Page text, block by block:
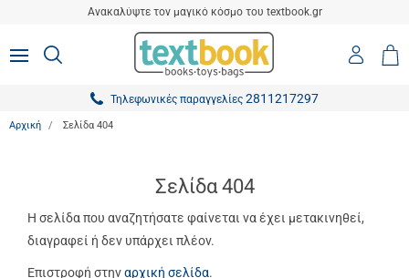
Ανακαλύψτε τον μαγικό κόσμο του textbook.gr
MENUΑΝΑΖΗΤΗΣΗ
Τηλεφωνικές παραγγελίες 2811217297
Αρχική Σελίδα 404
Σελίδα 404
Η σελίδα που αναζητήσατε φαίνεται να έχει μετακινηθεί,
διαγραφεί ή δεν υπάρχει πλέον.
Επιστροφή στηναρχική σελίδα.